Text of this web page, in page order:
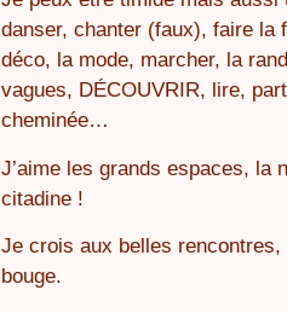
danser, chanter (faux), faire la
déco, la mode, marcher, la
vagues, DÉCOUVRIR, lire,
cheminée…
J’aime les grands espaces, la
citadine !
Je crois aux belles
bouge.